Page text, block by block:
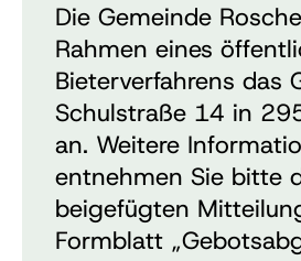
Die Gemeinde
Rahmen eines
Bieterverfahrens das
Schulstraße 14 in
an. Weitere
entnehmen Sie bitte
beigefügten
Formblatt